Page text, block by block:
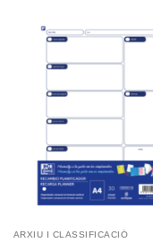
ARXIU I CLASSIFICACIÓ